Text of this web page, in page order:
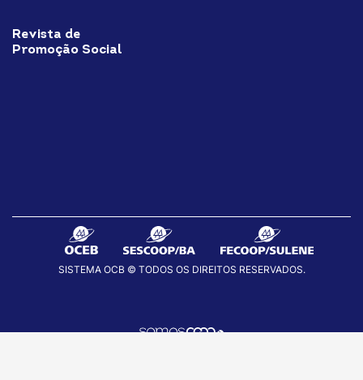
Revista de
Promoção Social
SISTEMA OCB © TODOS OS DIREITOS RESERVADOS.